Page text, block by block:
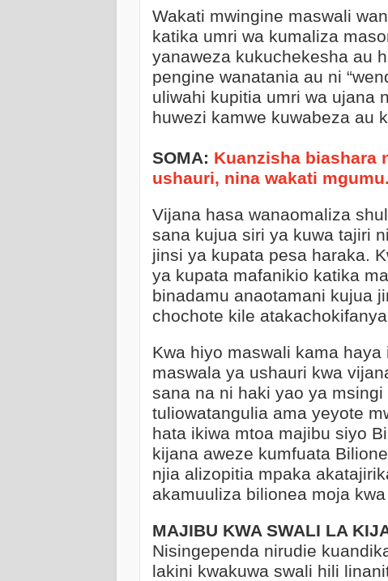
Wakati mwingine maswali
katika umri wa kumaliza
yanaweza kukuchekesha au
pengine wanatania au ni
uliwahi kupitia umri wa ujana
huwezi kamwe kuwabeza au
SOMA: Kuanzisha biashara
ushauri, nina wakati mgumu.
Vijana hasa wanaomaliza
sana kujua siri ya kuwa tajiri
jinsi ya kupata pesa haraka.
ya kupata mafanikio katika
binadamu anaotamani kujua
chochote kile
Kwa hiyo maswali kama
maswala ya ushauri kwa
sana na ni haki yao ya
tuliowatangulia ama yeyote
hata ikiwa mtoa majibu siyo
kijana aweze kumfuata
njia alizopitia mpaka
akamuuliza bilionea moja
MAJIBU KWA SWALI LA
Nisingependa nirudie
lakini kwakuwa swali hili